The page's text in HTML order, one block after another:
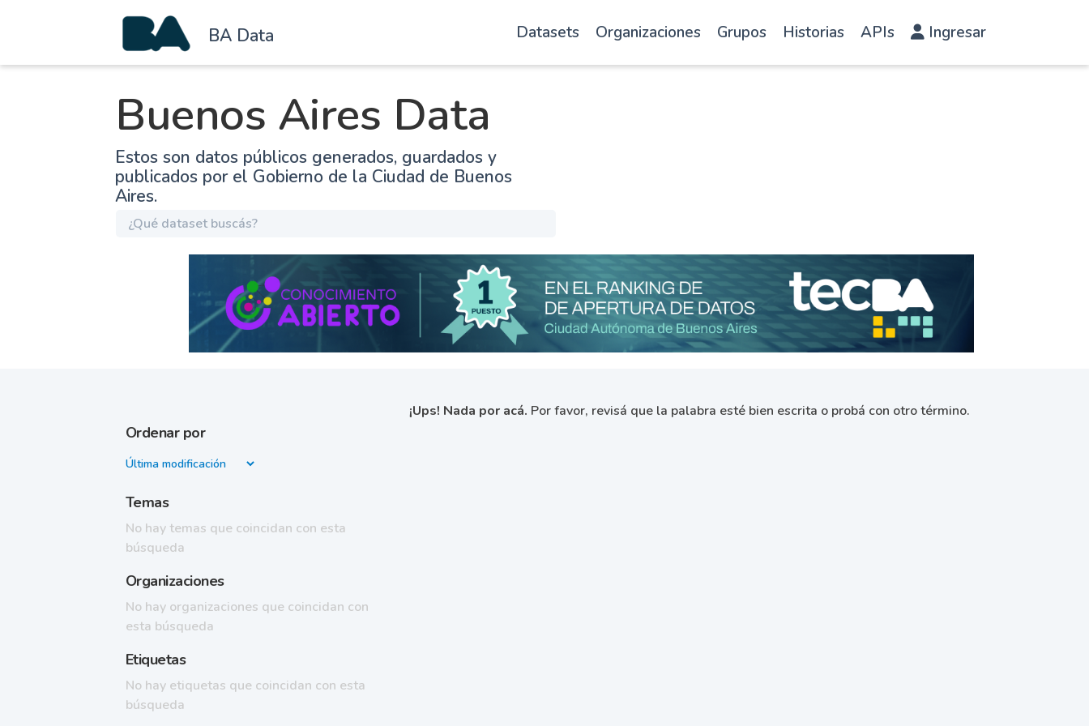
BA Data Datasets Organizaciones Grupos Historias APIs Ingresar
Buenos Aires Data
Estos son datos públicos generados, guardados y
publicados por el Gobierno de la Ciudad de Buenos
Aires.
Ordenar por
Temas
No hay temas que coincidan con esta
búsqueda
Organizaciones
No hay organizaciones que coincidan con
esta búsqueda
Etiquetas
No hay etiquetas que coincidan con esta
búsqueda
¡Ups! Nada por acá. Por favor, revisá que la palabra esté bien escrita o probá con otro término.